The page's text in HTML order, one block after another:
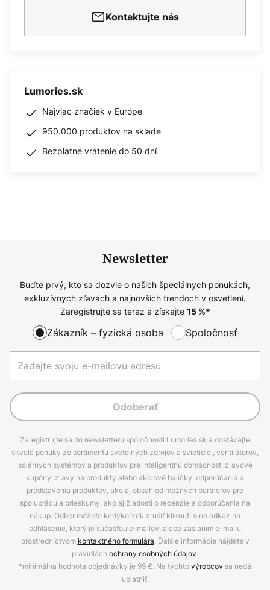
Kontaktujte nás
Lumories.sk
Najviac značiek v Európe
950.000 produktov na sklade
Bezplatné vrátenie do 50 dní
Newsletter
Buďte prvý, kto sa dozvie o našich špeciálnych ponukách,
exkluzívnych zľavách a najnovších trendoch v osvetlení.
Zaregistrujte sa teraz a získajte 15%*
Zákazník – fyzická osoba Spoločnosť
Odoberať
Zaregistrujte sa do newsletteru spoločnosti Lumories.sk a dostávajte
skvelé ponuky zo sortimentu svetelných zdrojov a svietidiel, ventilátorov,
solárnych systémov a produktov pre inteligentnú domácnosť, zľavové
kupóny, zľavy na produkty alebo akciové balíčky, odporúčania a
predstavenia produktov, ako aj obsah od možných partnerov pre
spoluprácu a prieskumy, ako aj žiadosti o recenzie a odporúčania na
nákup. Odber môžete kedykoľvek zrušiť kliknutím na odkaz na
odhlásenie, ktorý je súčasťou e-mailov, alebo zaslaním e-mailu
prostredníctvom kontaktného formulára. Ďalšie informácie nájdete v
pravidlách ochrany osobných údajov.
*minimálna hodnota objednávky je 99 €. Na týchtovýrobcov sa nedá
uplatniť.